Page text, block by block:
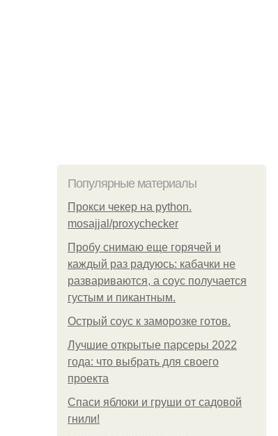
Популярные материалы
Прокси чекер на python.
mosajjal/proxychecker
Пробу снимаю еще горячей и
каждый раз радуюсь: кабачки не
развариваются, а соус получается
густым и пикантным.
Острый соус к заморозке готов.
Лучшие открытые парсеры 2022
года: что выбрать для своего
проекта
Спаси яблоки и груши от садовой
гнили!